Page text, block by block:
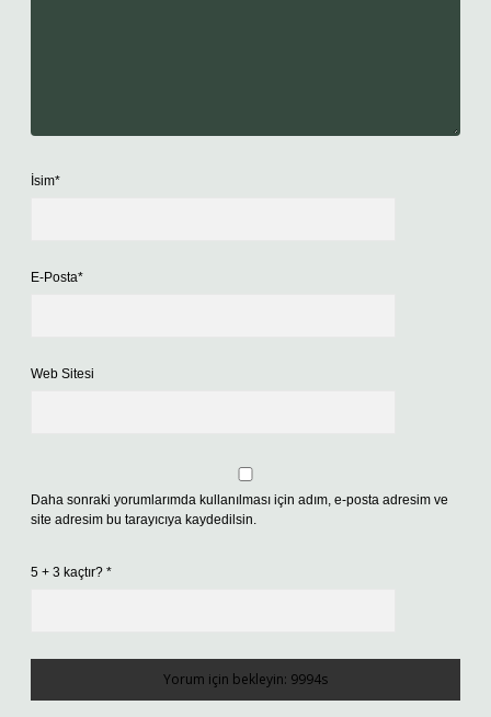
İsim*
E-Posta*
Web Sitesi
Daha sonraki yorumlarımda kullanılması için adım, e-posta adresim ve
site adresim bu tarayıcıya kaydedilsin.
5 + 3 kaçtır? *